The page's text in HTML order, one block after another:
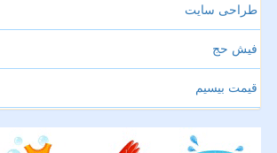
طراحی سایت
فیش حج
قیمت بیسیم